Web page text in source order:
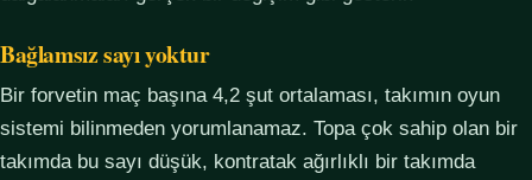
Bağlamsız sayı yoktur
Bir forvetin maç başına 4,2 şut ortalaması, takımın oyun
sistemi bilinmeden yorumlanamaz. Topa çok sahip olan bir
takımda bu sayı düşük, kontratak ağırlıklı bir takımda